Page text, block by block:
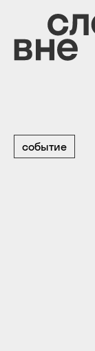
основному
содержанию
событие